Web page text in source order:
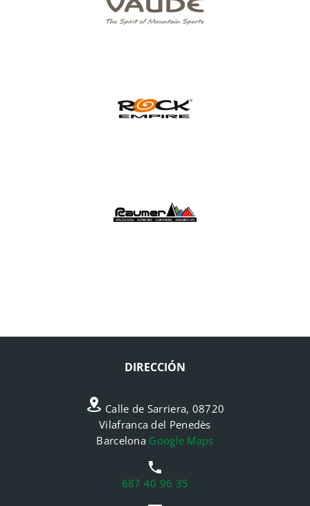
DIRECCIÓN
Calle de Sarriera, 08720
Vilafranca del Penedès
Barcelona Google Maps
687 40 96 35